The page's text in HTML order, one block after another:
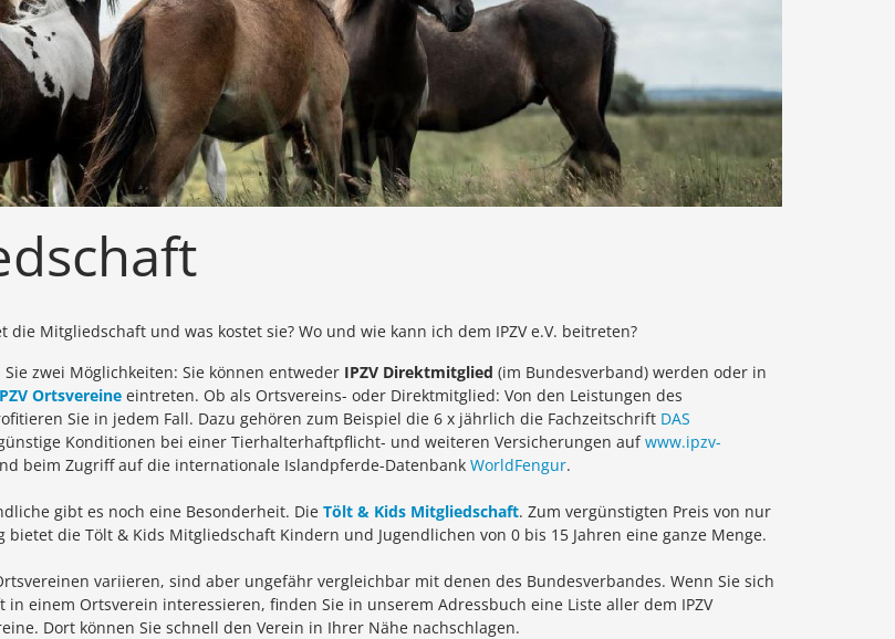
die Mitgliedschaft und was kostet sie? Wo und wie kann ich dem IPZV e.V. beitreten?
zwei Möglichkeiten: Sie können entweder IPZV Direktmitglied (im Bundesverband) werden oder in
Ortsvereineeintreten. Ob als Ortsvereins- oder Direktmitglied: Von den Leistungen des
Sie in jedem Fall. Dazu gehören zum Beispiel die 6 x jährlich die Fachzeitschrift DAS
Konditionen bei einer Tierhalterhaftpflicht- und weiteren Versicherungen aufwww.ipzv-
beim Zugriff auf die internationale Islandpferde-Datenbank WorldFengur.
gibt es noch eine Besonderheit. Die Tölt & Kids Mitgliedschaft. Zum vergünstigten Preis von nur
bietet die Tölt & Kids Mitgliedschaft Kindern und Jugendlichen von 0 bis 15 Jahren eine ganze Menge.
variieren, sind aber ungefähr vergleichbar mit denen des Bundesverbandes. Wenn Sie sich
einem Ortsverein interessieren, finden Sie in unserem Adressbuch eine Liste aller dem IPZV
Dort können Sie schnell den Verein in Ihrer Nähe nachschlagen.